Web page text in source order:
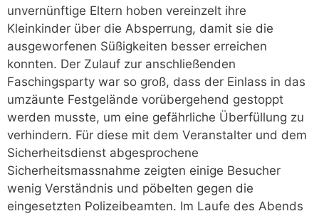
unvernünftige Eltern hoben vereinzelt ihre
Kleinkinder über die Absperrung, damit sie die
ausgeworfenen Süßigkeiten besser erreichen
konnten. Der Zulauf zur anschließenden
Faschingsparty war so groß, dass der Einlass in das
umzäunte Festgelände vorübergehend gestoppt
werden musste, um eine gefährliche Überfüllung zu
verhindern. Für diese mit dem Veranstalter und dem
Sicherheitsdienst abgesprochene
Sicherheitsmassnahme zeigten einige Besucher
wenig Verständnis und pöbelten gegen die
eingesetzten Polizeibeamten. Im Laufe des Abends